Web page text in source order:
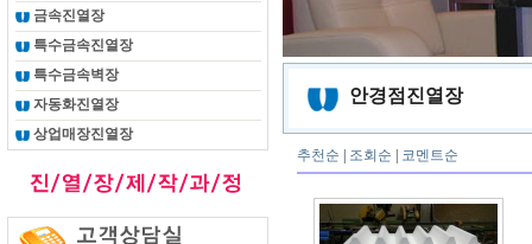
금속진열장
특수금속진열장
특수금속벽장
자동화진열장
상업매장진열장
안경점진열장
추천순 조회순 코멘트순